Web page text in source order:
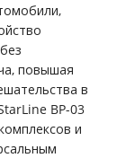
повышая
в
BP-03
и